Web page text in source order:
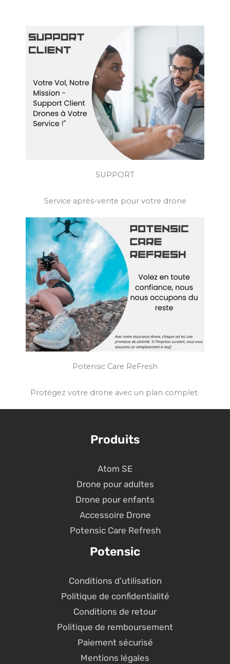
SUPPORT
Service après-vente pour votre drone
Potensic Care ReFresh
Protégez votre drone avec un plan complet
Produits
Atom SE
Drone pour adultes
Drone pour enfants
Accessoire Drone
Potensic Care Refresh
Potensic
Conditions d'utilisation
Politique de confidentialité
Conditions de retour
Politique de remboursement
Paiement sécurisé
Mentions légales